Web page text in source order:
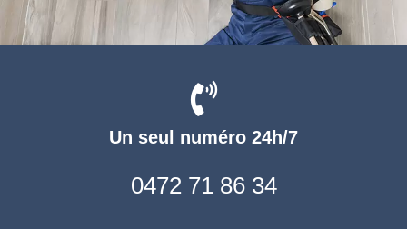
Un seul numéro 24h/7
0472 71 86 34